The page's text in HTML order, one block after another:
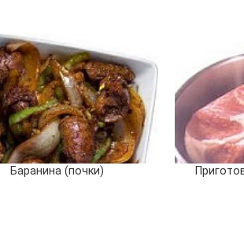
Баранина (почки)